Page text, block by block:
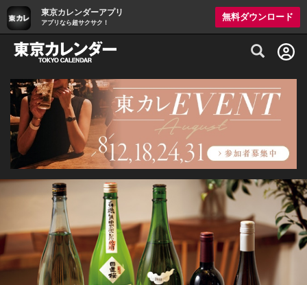
東京カレンダーアプリ
アプリなら超サクサク！
無料ダウンロード
グルメ情報・プレミアムレストラン予約